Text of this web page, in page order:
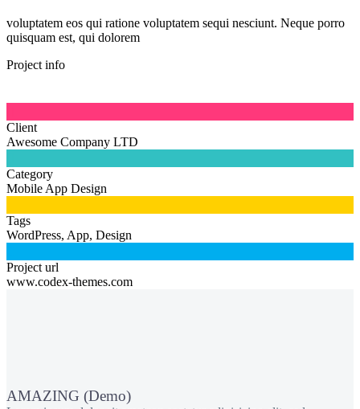
voluptatem eos qui ratione voluptatem sequi nesciunt. Neque porro
quisquam est, qui dolorem
Project info
Client
Awesome Company LTD
Category
Mobile App Design
Tags
WordPress, App, Design
Project url
www.codex-themes.com
AMAZING (Demo)